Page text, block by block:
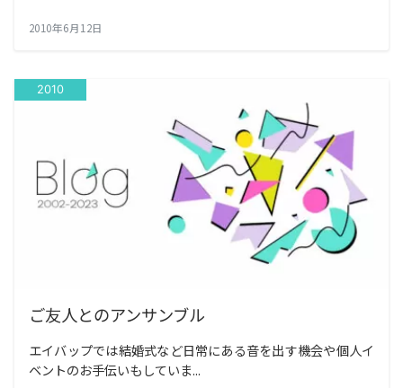
2010年6月12日
2010
ご友人とのアンサンブル
エイバップでは結婚式など日常にある音を出す機会や個人イ
ベントのお手伝いもしていま...